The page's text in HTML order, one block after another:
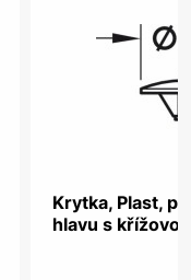
Krytka, Plast,
hlavu s